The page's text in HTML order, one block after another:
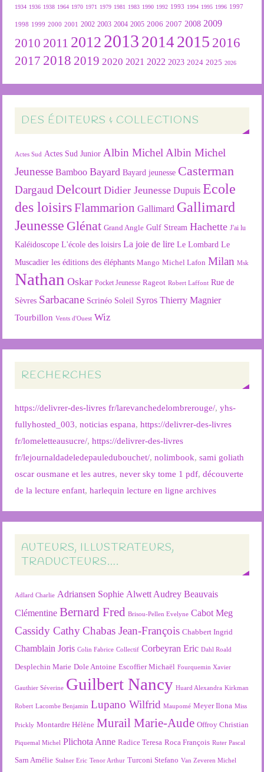
1934 1936 1938 1964 1970 1971 1979 1981 1983 1990 1992 1993 1994 1995 1996 1997
1998 1999 2000 2001 2002 2003 2004 2005 2006 2007 2008 2009
2010 2011 2012 2013 2014 2015 2016
2017 2018 2019 2020 2021 2022 2023 2024 2025 2026
DES ÉDITEURS & COLLECTIONS
Actes Sud Actes Sud Junior Albin Michel Albin Michel
Jeunesse Bamboo Bayard Bayard jeunesse Casterman
Dargaud Delcourt Didier Jeunesse Dupuis Ecole
des loisirsFlammarion Gallimard Gallimard
Jeunesse Glénat Grand Angle Gulf Stream Hachette J'ai lu
Kaléidoscope L'école des loisirs La joie de lire Le Lombard Le
Muscadier les éditions des éléphants Mango Michel Lafon Milan Msk
Nathan Oskar Pocket Jeunesse Rageot Robert Laffont Rue de
Sèvres Sarbacane Scrinéo Soleil Syros Thierry Magnier
Tourbillon Vents d'Ouest Wiz
RECHERCHES
https://delivrer-des-livres fr/larevanchedelombrerouge/,yhs-
fullyhosted_003,noticias espana,https://delivrer-des-livres
fr/lomeletteausucre/,https://delivrer-des-livres
fr/lejournaldadeledepauledubouchet/,nolimbook,sami goliath
oscar ousmane et les autres,never sky tome 1 pdf,découverte
de la lecture enfant,harlequin lecture en ligne archives
AUTEURS, ILLUSTRATEURS,
TRADUCTEURS….
Adlard Charlie Adriansen Sophie Alwett Audrey Beauvais
Clémentine Bernard Fred Brisou-Pellen Evelyne Cabot Meg
Cassidy Cathy Chabas Jean-François Chabbert Ingrid
Chamblain Joris Colin Fabrice Collectif Corbeyran Eric Dahl Roald
Desplechin Marie Dole Antoine Escoffier Michaël Fourquemin Xavier
Gauthier Séverine Guilbert Nancy Huard Alexandra Kirkman
Robert Lacombe Benjamin Lupano Wilfrid Maupomé Meyer Ilona Miss
Prickly Montardre Hélène Murail Marie-Aude Offroy Christian
Piquemal Michel Plichota Anne Radice Teresa Roca François Ruter Pascal
Sarn Amélie Stalner Eric Tenor Arthur Turconi Stefano Van Zeveren Michel